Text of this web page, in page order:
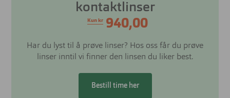
kontaktlinser
Kun kr 940,00
Har du lyst til å prøve linser? Hos oss får du prøve
linser inntil vi finner den linsen du liker best.
Bestill time her